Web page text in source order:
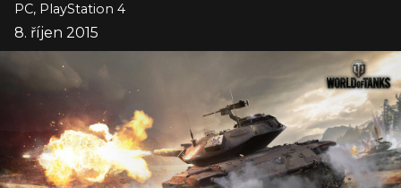
PC, PlayStation 4
8. říjen 2015